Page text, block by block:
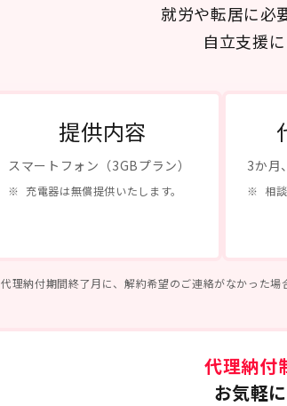
就労や転居に必
自立支援
提供内容
スマートフォン（3GBプラン）
充電器は無償提供いたします。
3か月
相
代理納付期間終了月に、解約希望のご連絡がなかった場
代理納付
お気軽